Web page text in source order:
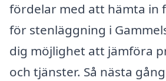
fördelar med att hämta in
för stenläggning i
dig möjlighet att jämföra
och tjänster. Så nästa